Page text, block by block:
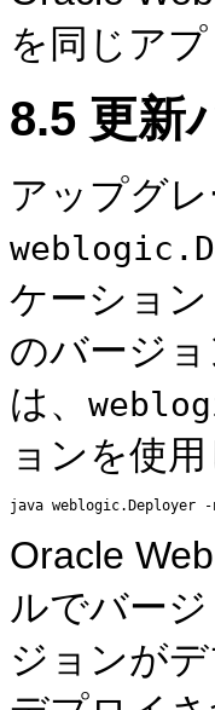
を同じア
8.5 更新
アップグ
ケーショ
のバージ
は、
ョンを使
Oracle
ルでバー
ジョンが